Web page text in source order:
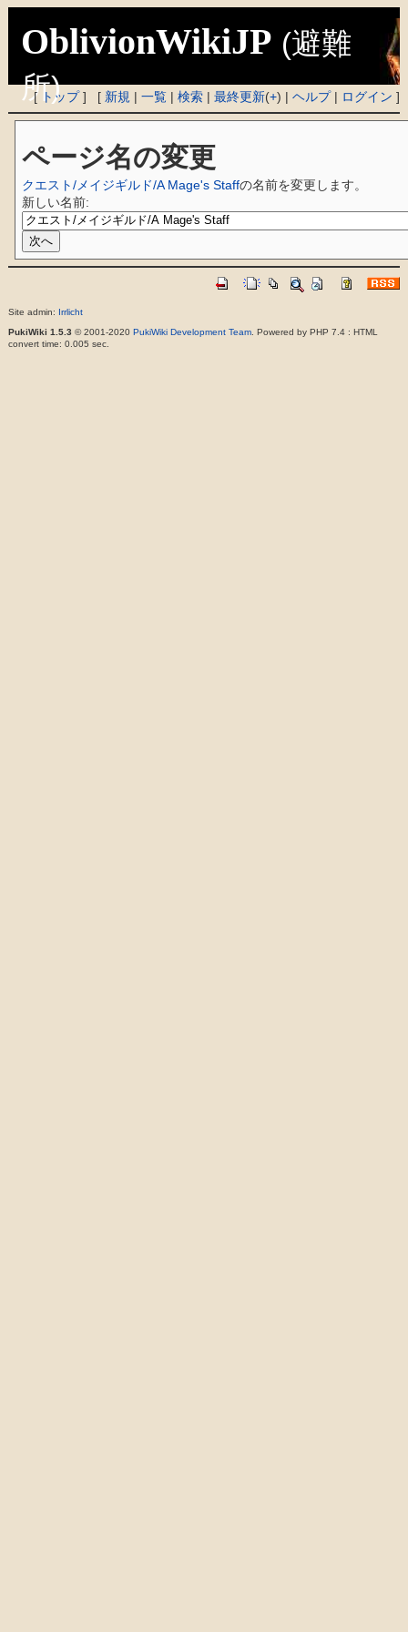
OblivionWikiJP (避難
所)
[ トップ] [ 新規 |一覧 |検索 |最終更新(+) |ヘルプ| ログイン ]
ページ名の変更
クエスト/メイジギルド/A Mage's Staffの名前を変更します。
新しい名前:
Site admin: Irrlicht
PukiWiki 1.5.3 © 2001-2020 PukiWiki Development Team. Powered by PHP 7.4 : HTML
convert time: 0.005 sec.